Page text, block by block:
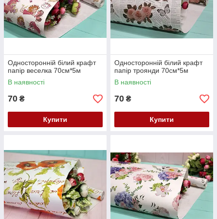
Односторонній білий крафт
папір веселка 70см*5м
В наявності
70 ₴
Купити
Односторонній білий крафт
папір троянди 70см*5м
В наявності
70 ₴
Купити